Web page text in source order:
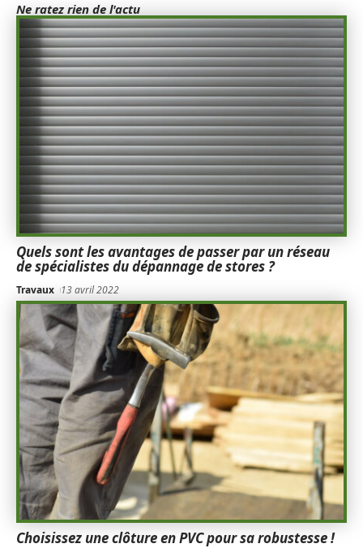
Ne ratez rien de l'actu
Quels sont les avantages de passer par un réseau
de spécialistes du dépannage de stores ?
Travaux 13 avril 2022
Choisissez une clôture en PVC pour sa robustesse !